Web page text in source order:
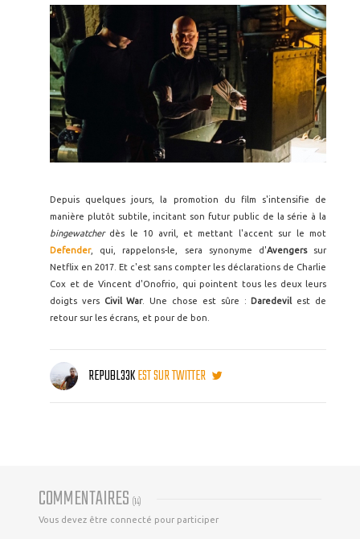
Depuis quelques jours, la promotion du film s'intensifie de
manière plutôt subtile, incitant son futur public de la série à la
bingewatcher dès le 10 avril, et mettant l'accent sur le mot
Defender, qui, rappelons-le, sera synonyme d'Avengers sur
Netflix en 2017. Et c'est sans compter les déclarations de Charlie
Cox et de Vincent d'Onofrio, qui pointent tous les deux leurs
doigts versCivil War. Une chose est sûre : Daredevil est de
retour sur les écrans, et pour de bon.
REPUBL33KEST SUR TWITTER
COMMENTAIRES (14)
Vous devez être connecté pour participer